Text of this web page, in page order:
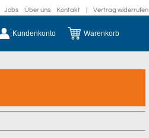
Jobs Über uns Kontakt Vertrag widerrufen
Kundenkonto Warenkorb